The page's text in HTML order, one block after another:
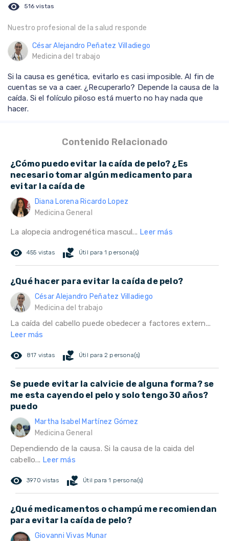
visibility 516 vistas
Nuestro profesional de la salud responde
César Alejandro Peñatez Villadiego
Medicina del trabajo
Si la causa es genética, evitarlo es casi imposible. Al fin de
cuentas se va a caer. ¿Recuperarlo? Depende la causa de la
caída. Si el folículo piloso está muerto no hay nada que
hacer.
Contenido Relacionado
¿Cómo puedo evitar la caída de pelo? ¿Es
necesario tomar algún medicamento para
evitar la caída de
Diana Lorena Ricardo Lopez
Medicina General
La alopecia androgenética mascul... Leer más
remove_red_eye 455 vistas volunteer_activism Útil para 1 persona(s)
¿Qué hacer para evitar la caída de pelo?
César Alejandro Peñatez Villadiego
Medicina del trabajo
La caída del cabello puede obedecer a factores extern...
Leer más
remove_red_eye 817 vistas volunteer_activism Útil para 2 persona(s)
Se puede evitar la calvicie de alguna forma? se
me esta cayendo el pelo y solo tengo 30 años?
puedo
Martha Isabel Martínez Gómez
Medicina General
Dependiendo de la causa. Si la causa de la caida del
cabello... Leer más
remove_red_eye 3970 vistas volunteer_activism Útil para 1 persona(s)
¿Qué medicamentos o champú me recomiendan
para evitar la caída de pelo?
Giovanni Vivas Munar